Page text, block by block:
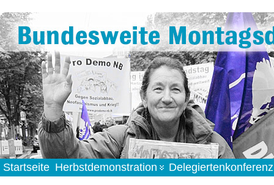
Startseite Herbstdemonstration Delegiertenkonferenz